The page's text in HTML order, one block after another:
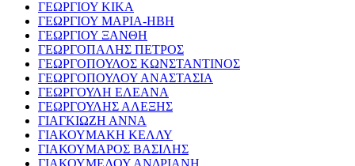
ΓΕΩΡΓΙΟΥ ΚΙΚΑ
ΓΕΩΡΓΙΟΥ ΜΑΡΙΑ-ΗΒΗ
ΓΕΩΡΓΙΟΥ ΞΑΝΘΗ
ΓΕΩΡΓΟΠΑΛΗΣ ΠΕΤΡΟΣ
ΓΕΩΡΓΟΠΟΥΛΟΣ ΚΩΝΣΤΑΝΤΙΝΟΣ
ΓΕΩΡΓΟΠΟΥΛΟΥ ΑΝΑΣΤΑΣΙΑ
ΓΕΩΡΓΟΥΛΗ ΕΛΕΑΝΑ
ΓΕΩΡΓΟΥΛΗΣ ΑΛΕΞΗΣ
ΓΙΑΓΚΙΩΖΗ ΑΝΝΑ
ΓΙΑΚΟΥΜΑΚΗ ΚΕΛΛΥ
ΓΙΑΚΟΥΜΑΡΟΣ ΒΑΣΙΛΗΣ